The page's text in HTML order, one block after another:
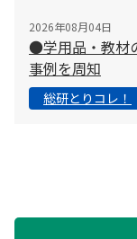
2026年08月04日
●学用品・教材
事例を周知
総研とりコレ！